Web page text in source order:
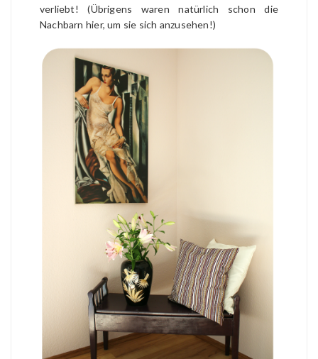
verliebt! (Übrigens waren natürlich schon die
Nachbarn hier, um sie sich anzusehen!)